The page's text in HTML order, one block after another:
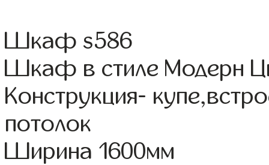
Шкаф s586
Шкаф в стиле Модерн
Конструкция-
потолок
Ширина 1600мм